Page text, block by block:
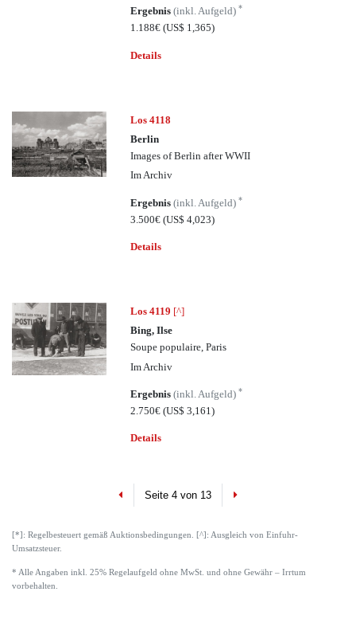
Ergebnis(inkl. Aufgeld)*
1.188€(US$ 1,365)
Details
Los 4118
Berlin
Images of Berlin after WWII
Im Archiv
Ergebnis(inkl. Aufgeld)*
3.500€(US$ 4,023)
Details
Los 4119 [^]
Bing, Ilse
Soupe populaire, Paris
Im Archiv
Ergebnis(inkl. Aufgeld)*
2.750€(US$ 3,161)
Details
PreviousSeite 4 von 13 Next
[*]: Regelbesteuert gemäß Auktionsbedingungen. [^]: Ausgleich von Einfuhr-
Umsatzsteuer.
* Alle Angaben inkl. 25% Regelaufgeld ohne MwSt. und ohne Gewähr – Irrtum
vorbehalten.